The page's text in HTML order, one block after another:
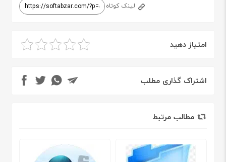
لینک کوتاه
امتیاز دهید
اشتراک گذاری مطلب
مطالب مرتبط